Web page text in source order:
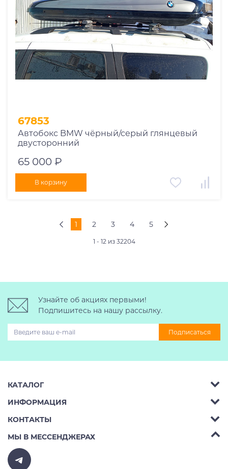
67853
Автобокс BMW чёрный/серый глянцевый
двусторонний
65 000 ₽
В корзину
1 2 3 4 5
1 - 12 из 32204
Узнайте об акциях первыми!
Подпишитесь на нашу рассылку.
Подписаться
КАТАЛОГ
Багажник на крышу авто
Автобоксы
Крепления велосипедов на авто
Крепления лыж и сноубордов на авто
ИНФОРМАЦИЯ
Аренда
Ремонт
Доставка
КОНТАКТЫ
Телефон: 8 (495) 2367486
Бесплатно РФ:
E-mail:
МЫ В МЕССЕНДЖЕРАХ